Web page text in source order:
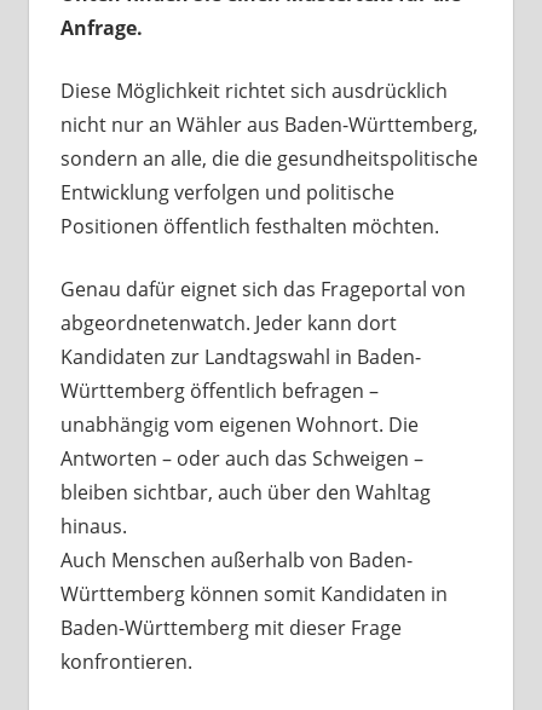
Anfrage.
Diese Möglichkeit richtet sich ausdrücklich
nicht nur an Wähler aus Baden-Württemberg,
sondern an alle, die die gesundheitspolitische
Entwicklung verfolgen und politische
Positionen öffentlich festhalten möchten.
Genau dafür eignet sich das Frageportal von
abgeordnetenwatch. Jeder kann dort
Kandidaten zur Landtagswahl in Baden-
Württemberg öffentlich befragen –
unabhängig vom eigenen Wohnort. Die
Antworten – oder auch das Schweigen –
bleiben sichtbar, auch über den Wahltag
hinaus.
Auch Menschen außerhalb von Baden-
Württemberg können somit Kandidaten in
Baden-Württemberg mit dieser Frage
konfrontieren.